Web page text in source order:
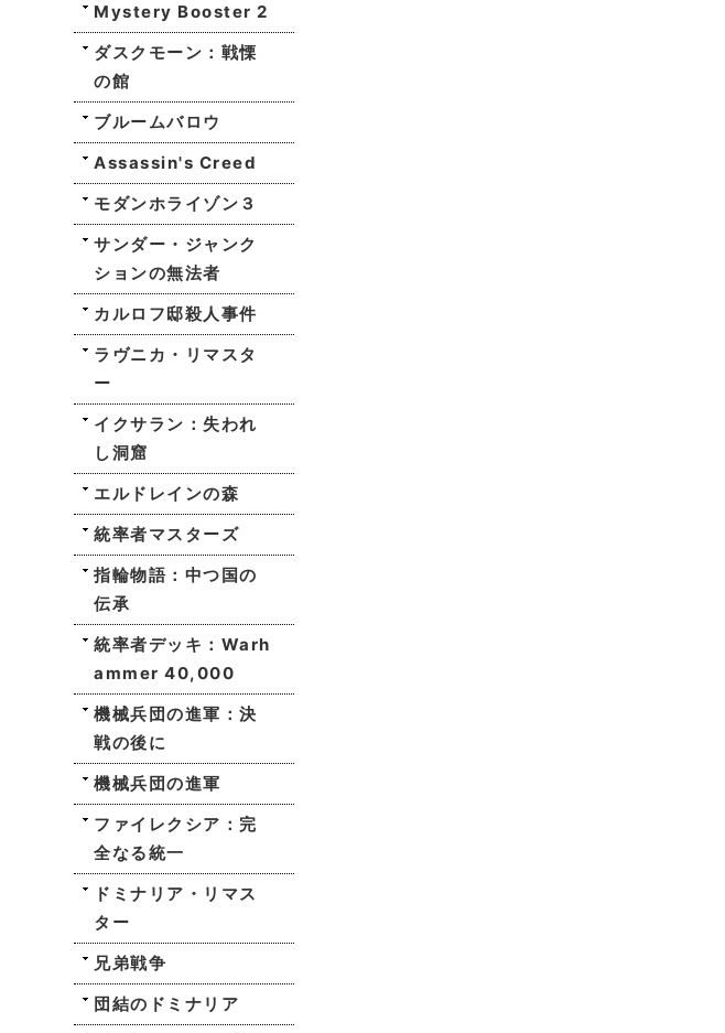
Mystery Booster 2
ダスクモーン：戦慄
の館
ブルームバロウ
Assassin's Creed
モダンホライゾン３
サンダー・ジャンク
ションの無法者
カルロフ邸殺人事件
ラヴニカ・リマスタ
ー
イクサラン：失われ
し洞窟
エルドレインの森
統率者マスターズ
指輪物語：中つ国の
伝承
統率者デッキ：Warh
ammer 40,000
機械兵団の進軍：決
戦の後に
機械兵団の進軍
ファイレクシア：完
全なる統一
ドミナリア・リマス
ター
兄弟戦争
団結のドミナリア